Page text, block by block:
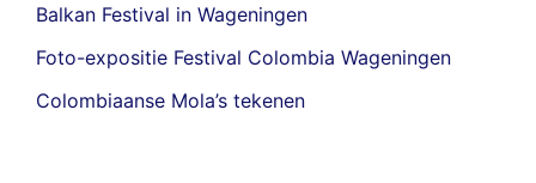
Balkan Festival in Wageningen
Foto-expositie Festival Colombia Wageningen
Colombiaanse Mola’s tekenen